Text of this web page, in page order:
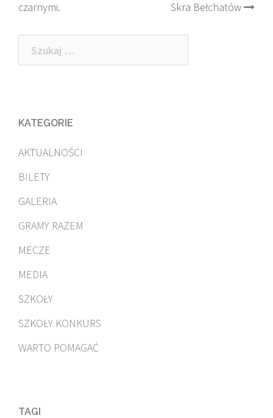
navigation
czarnymi. Skra Bełchatów
Szukaj:
KATEGORIE
AKTUALNOŚCI
BILETY
GALERIA
GRAMY RAZEM
MECZE
MEDIA
SZKOŁY
SZKOŁY KONKURS
WARTO POMAGAĆ
TAGI